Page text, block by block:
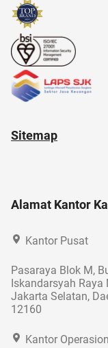
Sitemap
Alamat Kantor
Kantor Pusat
Pasaraya Blok M,
Iskandarsyah Raya
Jakarta Selatan,
12160
Kantor